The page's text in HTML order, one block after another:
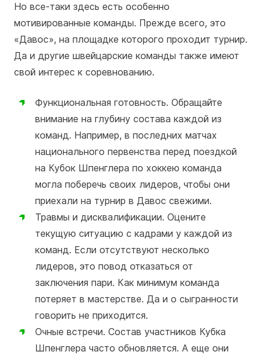
Но все-таки здесь есть особенно
мотивированные команды. Прежде всего, это
«Давос», на площадке которого проходит турнир.
Да и другие швейцарские команды также имеют
свой интерес к соревнованию.
Функциональная готовность. Обращайте
внимание на глубину состава каждой из
команд. Например, в последних матчах
национального первенства перед поездкой
на Кубок Шпенглера по хоккею команда
могла поберечь своих лидеров, чтобы они
приехали на турнир в Давос свежими.
Травмы и дисквалификации. Оцените
текущую ситуацию с кадрами у каждой из
команд. Если отсутствуют несколько
лидеров, это повод отказаться от
заключения пари. Как минимум команда
потеряет в мастерстве. Да и о сыгранности
говорить не приходится.
Очные встречи. Состав участников Кубка
Шпенглера часто обновляется. А еще они